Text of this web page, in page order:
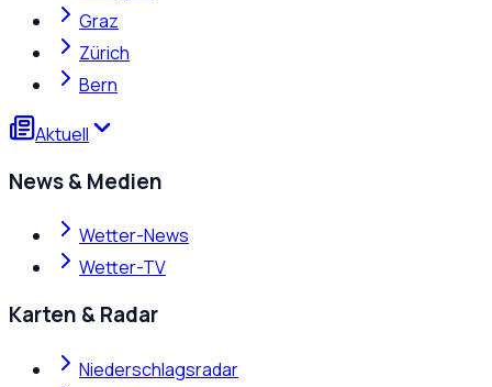
Graz
Zürich
Bern
Aktuell
News & Medien
Wetter-News
Wetter-TV
Karten & Radar
Niederschlagsradar